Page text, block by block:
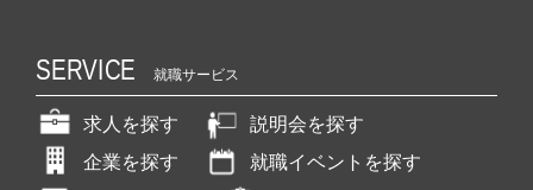
SERVICE 就職サービス
求人を探す
説明会を探す
企業を探す
就職イベントを探す